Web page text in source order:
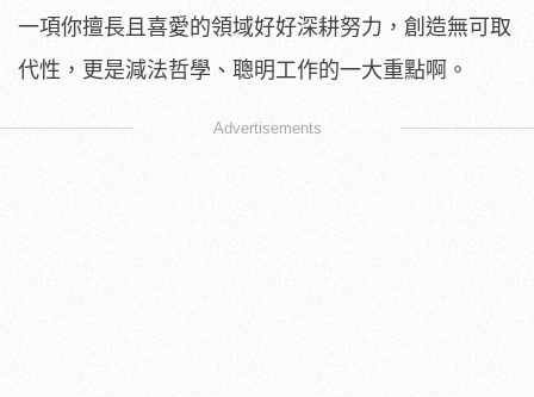
一項你擅長且喜愛的領域好好深耕努力，創造無可取
代性，更是減法哲學、聰明工作的一大重點啊。
Advertisements